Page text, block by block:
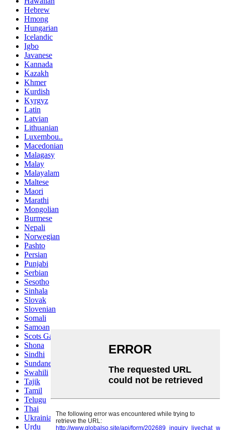
Hebrew
Hmong
Hungarian
Icelandic
Igbo
Javanese
Kannada
Kazakh
Khmer
Kurdish
Kyrgyz
Latin
Latvian
Lithuanian
Luxembou..
Macedonian
Malagasy
Malay
Malayalam
Maltese
Maori
Marathi
Mongolian
Burmese
Nepali
Norwegian
Pashto
Persian
Punjabi
Serbian
Sesotho
Sinhala
Slovak
Slovenian
Somali
Samoan
Scots Gaelic
Shona
Sindhi
Sundanese
Swahili
Tajik
Tamil
Telugu
Thai
Ukrainian
Urdu